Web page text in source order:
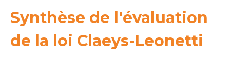
Synthèse de l'évaluation
de la loi Claeys-Leonetti